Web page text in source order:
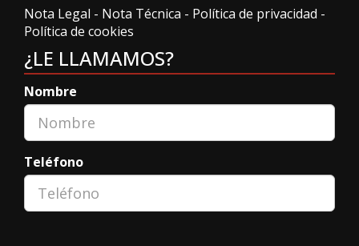
Nota Legal - Nota Técnica - Política de privacidad -
Política de cookies
¿LE LLAMAMOS?
Nombre
Teléfono